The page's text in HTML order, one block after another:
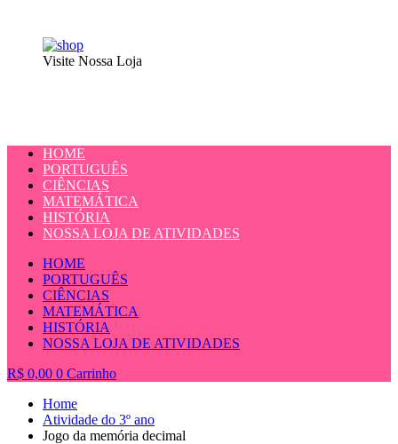
Visite Nossa Loja
HOME
PORTUGUÊS
CIÊNCIAS
MATEMÁTICA
HISTÓRIA
NOSSA LOJA DE ATIVIDADES
HOME
PORTUGUÊS
CIÊNCIAS
MATEMÁTICA
HISTÓRIA
NOSSA LOJA DE ATIVIDADES
R$ 0,00 0 Carrinho
Home
Atividade do 3º ano
Jogo da memória decimal